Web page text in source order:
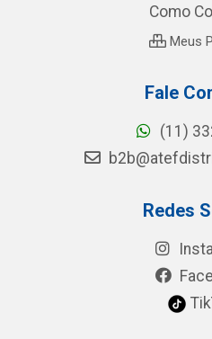
Como
Meus
Fale
(11)
Redes